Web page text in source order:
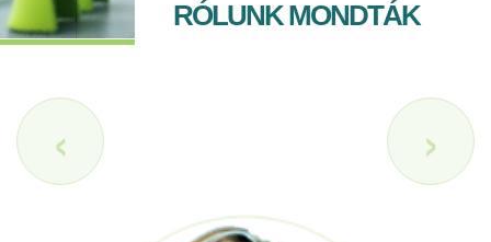
RÓLUNK MONDTÁK
‹ ›